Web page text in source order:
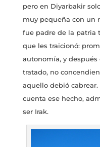
pero en Diyarbakir
muy pequeña con un
fue padre de la patria
que les traicionó:
autonomía, y
tratado, no
aquello debió
cuenta ese hecho,
ser Irak.